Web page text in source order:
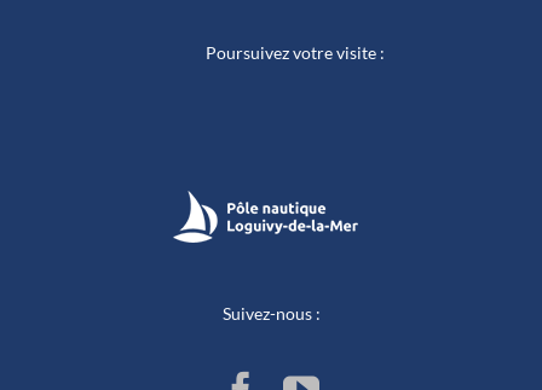
Poursuivez votre visite :
Suivez-nous :